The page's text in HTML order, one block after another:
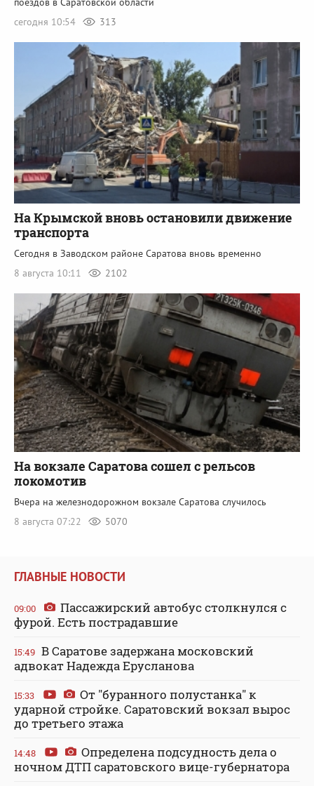
сегодня 10:54
313
На Крымской вновь остановили движение
транспорта
Сегодня в Заводском районе Саратова вновь временно
8 августа 10:11
2102
На вокзале Саратова сошел с рельсов
локомотив
Вчера на железнодорожном вокзале Саратова случилось
8 августа 07:22
5070
ГЛАВНЫЕ НОВОСТИ
09:00
Пассажирский автобус столкнулся с
фурой. Есть пострадавшие
15:49 В Саратове задержана московский
адвокат Надежда Ерусланова
15:33
От "буранного полустанка" к
ударной стройке. Саратовский вокзал вырос
до третьего этажа
14:48
Определена подсудность дела о
ночном ДТП саратовского вице-губернатора